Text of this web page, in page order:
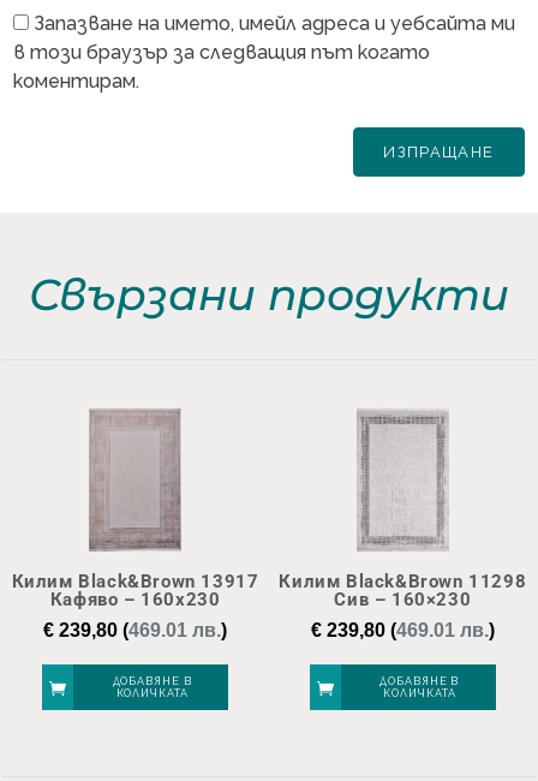
Запазване на името, имейл адреса и уебсайта ми
в този браузър за следващия път когато
коментирам.
Свързани продукти
Килим Black&Brown 13917
Кафяво – 160х230
€ 239,80 (469.01 лв.)
ДОБАВЯНЕ В
КОЛИЧКАТА
Килим Black&Brown 11298
Сив – 160×230
€239,80(469.01 лв.)
ДОБАВЯНЕ В
КОЛИЧКАТА